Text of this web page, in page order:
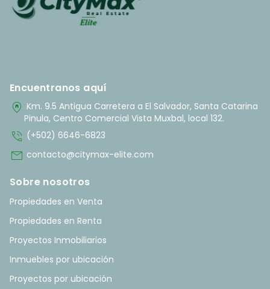
Encuentranos aquí
home_pin Km. 9.5 Antigua Carretera a El Salvador, Santa Catarina
Pinula, Centro Comercial Vista Muxbal, local 132.
phone_in_talk (+502) 6646-6823
mail contacto@citymax-elite.com
Sobre nosotros
Propiedades en Venta
Propiedades en Renta
Proyectos Inmobiliarios
Inmuebles por ubicación
Proyectos por ubicación